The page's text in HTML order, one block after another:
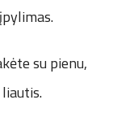
su pienu,